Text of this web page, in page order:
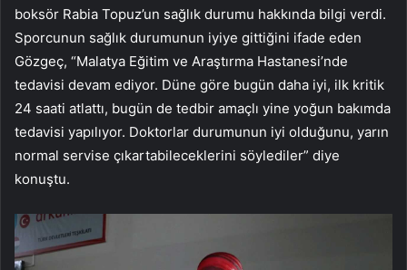
boksör Rabia Topuz’un sağlık durumu hakkında bilgi verdi.
Sporcunun sağlık durumunun iyiye gittiğini ifade eden
Gözgeç, “Malatya Eğitim ve Araştırma Hastanesi’nde
tedavisi devam ediyor. Düne göre bugün daha iyi, ilk kritik
24 saati atlattı, bugün de tedbir amaçlı yine yoğun bakımda
tedavisi yapılıyor. Doktorlar durumunun iyi olduğunu, yarın
normal servise çıkartabileceklerini söylediler” diye
konuştu.